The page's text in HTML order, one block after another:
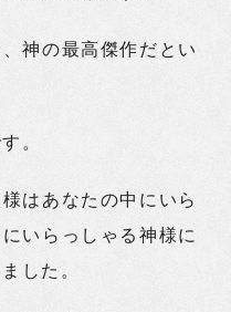
神の最高傑作だとい
。
はあなたの中にいら
いらっしゃる神様に
した。